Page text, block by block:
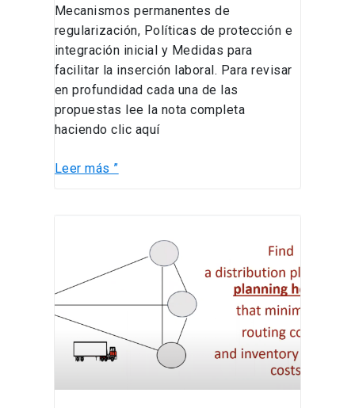
Mecanismos permanentes de
regularización, Políticas de protección e
integración inicial y Medidas para
facilitar la inserción laboral. Para revisar
en profundidad cada una de las
propuestas lee la nota completa
haciendo clic aquí
Leer más ”
académica
Claudia
Archetti
presenta